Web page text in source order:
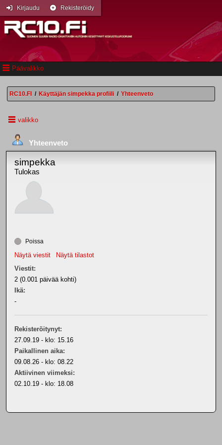
Päävalikko
Kirjaudu Rekisteröidy
RC10.FI / Käyttäjän simpekka profiili / Yhteenveto
valikko
Yhteenveto
simpekka
Tulokas
Poissa
Näytä viestit
Näytä tilastot
Viestit:
2 (0.001 päivää kohti)
Ikä:
-
Rekisteröitynyt:
27.09.19 - klo: 15.16
Paikallinen aika:
09.08.26 - klo: 08.22
Aktiivinen viimeksi:
02.10.19 - klo: 18.08